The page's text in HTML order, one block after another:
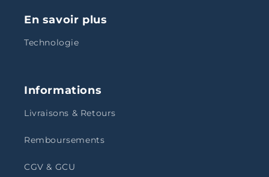
En savoir plus
Technologie
Informations
Livraisons & Retours
Remboursements
CGV & GCU